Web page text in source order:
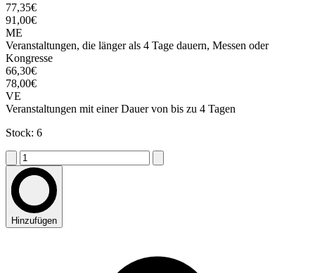
77,35€
91,00€
ME
Veranstaltungen, die länger als 4 Tage dauern, Messen oder
Kongresse
66,30€
78,00€
VE
Veranstaltungen mit einer Dauer von bis zu 4 Tagen
Stock: 6
Hinzufügen